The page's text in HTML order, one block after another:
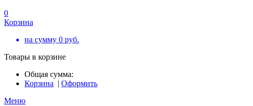
0
Корзина
на сумму 0 руб.
Товары в корзине
Общая сумма:
Корзина | Оформить
Меню